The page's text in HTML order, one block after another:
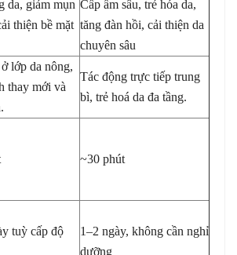
da, giảm mụn
thiện bề mặt
Cấp ẩm sâu, trẻ hóa da,
tăng đàn hồi, cải thiện da
chuyên sâu
lớp da nông,
thay mới và
Tác động trực tiếp trung
bì, trẻ hoá da đa tầng.
~30 phút
tuỳ cấp độ
1–2 ngày, không cần nghỉ
dưỡng